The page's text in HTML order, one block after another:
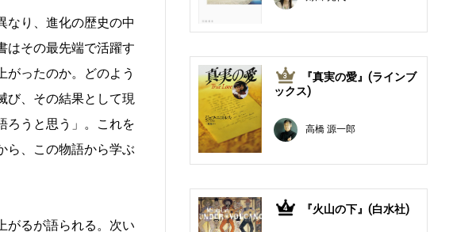
なり、進化の歴史の中
はその最先端で活躍す
がったのか。どのよう
び、その結果として現
ろうと思う」。これを
ら、この物語から学ぶ
がるが語られる。次い
3
『真実の愛』(ラインブ
ックス)
高橋 源一郎
4 『火山の下』(白水社)